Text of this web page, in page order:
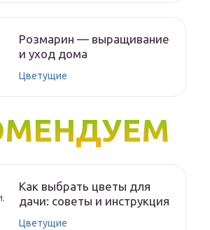
Розмарин — выращивание
и уход дома
Цветущие
Как выбрать цветы для
дачи: советы и инструкция
Цветущие